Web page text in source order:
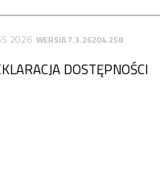
2026 WERSJA 7.3.26204.258
DOSTĘPNOŚCI